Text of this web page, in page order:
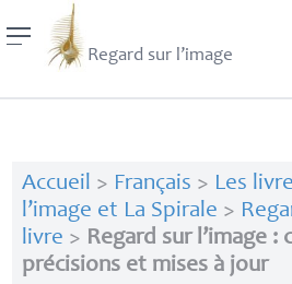
Regard sur l’image
Accueil > Français > Les
l’image et La Spirale >
livre > Regard sur l’image :
précisions et mises à jour